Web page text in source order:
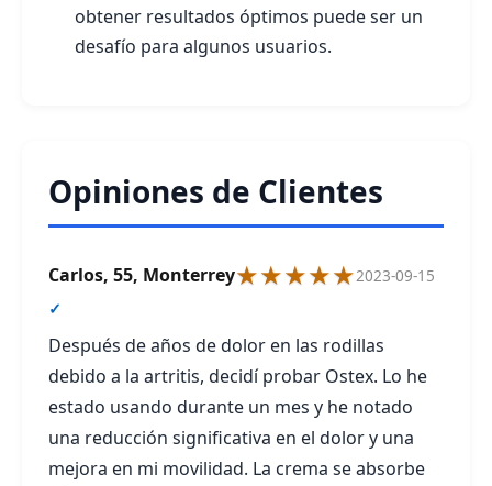
obtener resultados óptimos puede ser un
desafío para algunos usuarios.
Opiniones de Clientes
Carlos, 55, Monterrey★★★★★2023-09-15
✓
Después de años de dolor en las rodillas
debido a la artritis, decidí probar Ostex. Lo he
estado usando durante un mes y he notado
una reducción significativa en el dolor y una
mejora en mi movilidad. La crema se absorbe